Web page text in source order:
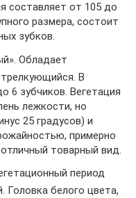
составляет от 105 до
размера, состоит
зубков.
Обладает
В
6 зубчиков. Вегетация
лежкости, но
25 градусов) и
примерно
товарный вид.
период
Головка белого цвета,